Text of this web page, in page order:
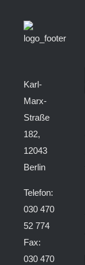
Karl-
Marx-
Straße
182,
12043
Berlin
Telefon:
030 470
52 774
Fax:
030 470